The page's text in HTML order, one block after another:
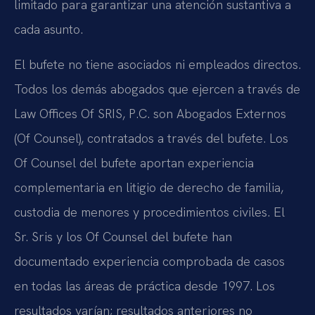
limitado para garantizar una atención sustantiva a
cada asunto.
El bufete no tiene asociados ni empleados directos.
Todos los demás abogados que ejercen a través de
Law Offices Of SRIS, P.C. son Abogados Externos
(Of Counsel), contratados a través del bufete. Los
Of Counsel del bufete aportan experiencia
complementaria en litigio de derecho de familia,
custodia de menores y procedimientos civiles. El
Sr. Sris y los Of Counsel del bufete han
documentado experiencia comprobada de casos
en todas las áreas de práctica desde 1997. Los
resultados varían; resultados anteriores no